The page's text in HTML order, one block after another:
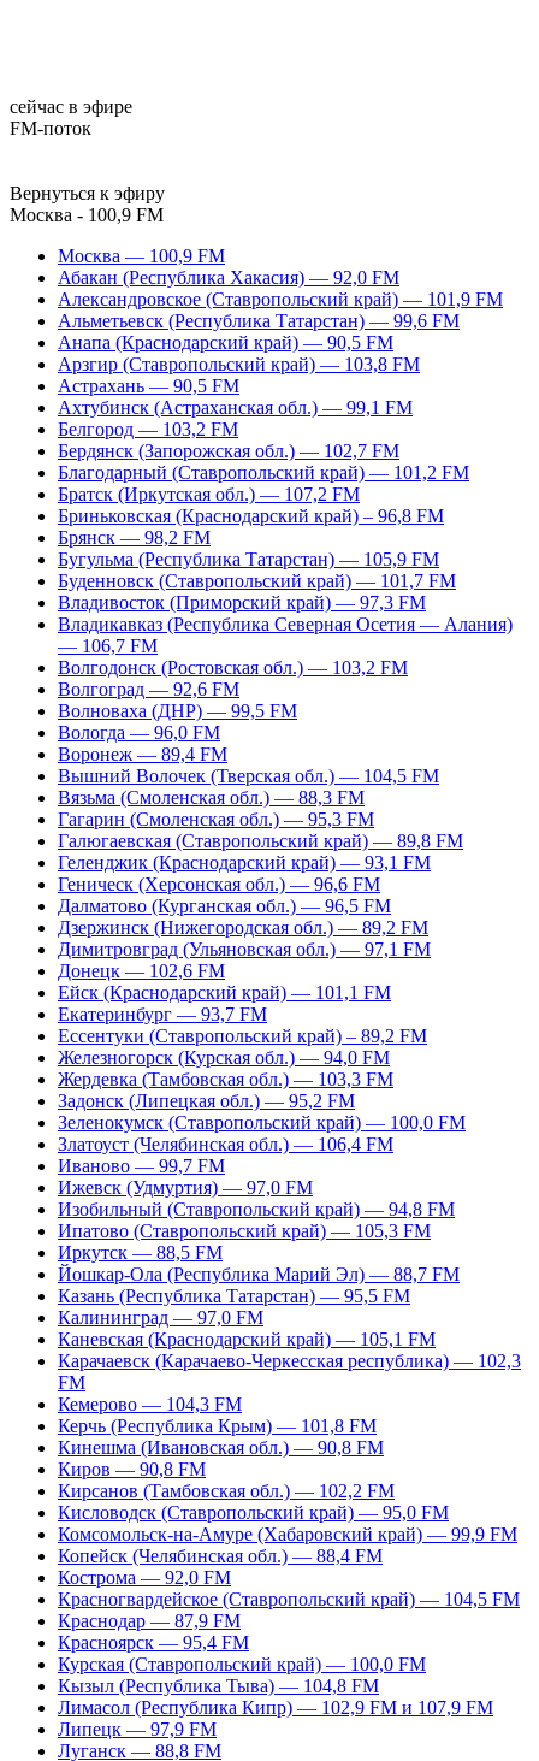
сейчас в эфире
FM-поток
Вернуться к эфиру
Москва - 100,9 FM
Москва — 100,9 FM
Абакан (Республика Хакасия) — 92,0 FM
Александровское (Ставропольский край) — 101,9 FM
Альметьевск (Республика Татарстан) — 99,6 FM
Анапа (Краснодарский край) — 90,5 FM
Арзгир (Ставропольский край) — 103,8 FM
Астрахань — 90,5 FM
Ахтубинск (Астраханская обл.) — 99,1 FM
Белгород — 103,2 FM
Бердянск (Запорожская обл.) — 102,7 FM
Благодарный (Ставропольский край) — 101,2 FM
Братск (Иркутская обл.) — 107,2 FM
Бриньковская (Краснодарский край) – 96,8 FM
Брянск — 98,2 FM
Бугульма (Республика Татарстан) — 105,9 FM
Буденновск (Ставропольский край) — 101,7 FM
Владивосток (Приморский край) — 97,3 FM
Владикавказ (Республика Северная Осетия — Алания)
— 106,7 FM
Волгодонск (Ростовская обл.) — 103,2 FM
Волгоград — 92,6 FM
Волноваха (ДНР) — 99,5 FM
Вологда — 96,0 FM
Воронеж — 89,4 FM
Вышний Волочек (Тверская обл.) — 104,5 FM
Вязьма (Смоленская обл.) — 88,3 FM
Гагарин (Смоленская обл.) — 95,3 FM
Галюгаевская (Ставропольский край) — 89,8 FM
Геленджик (Краснодарский край) — 93,1 FM
Геническ (Херсонская обл.) — 96,6 FM
Далматово (Курганская обл.) — 96,5 FM
Дзержинск (Нижегородская обл.) — 89,2 FM
Димитровград (Ульяновская обл.) — 97,1 FM
Донецк — 102,6 FM
Ейск (Краснодарский край) — 101,1 FM
Екатеринбург — 93,7 FM
Ессентуки (Ставропольский край) – 89,2 FM
Железногорск (Курская обл.) — 94,0 FM
Жердевка (Тамбовская обл.) — 103,3 FM
Задонск (Липецкая обл.) — 95,2 FM
Зеленокумск (Ставропольский край) — 100,0 FM
Златоуст (Челябинская обл.) — 106,4 FM
Иваново — 99,7 FM
Ижевск (Удмуртия) — 97,0 FM
Изобильный (Ставропольский край) — 94,8 FM
Ипатово (Ставропольский край) — 105,3 FM
Иркутск — 88,5 FM
Йошкар-Ола (Республика Марий Эл) — 88,7 FM
Казань (Республика Татарстан) — 95,5 FM
Калининград — 97,0 FM
Каневская (Краснодарский край) — 105,1 FM
Карачаевск (Карачаево-Черкесская республика) — 102,3
FM
Кемерово — 104,3 FM
Керчь (Республика Крым) — 101,8 FM
Кинешма (Ивановская обл.) — 90,8 FM
Киров — 90,8 FM
Кирсанов (Тамбовская обл.) — 102,2 FM
Кисловодск (Ставропольский край) — 95,0 FM
Комсомольск-на-Амуре (Хабаровский край) — 99,9 FM
Копейск (Челябинская обл.) — 88,4 FM
Кострома — 92,0 FM
Красногвардейское (Ставропольский край) — 104,5 FM
Краснодар — 87,9 FM
Красноярск — 95,4 FM
Курская (Ставропольский край) — 100,0 FM
Кызыл (Республика Тыва) — 104,8 FM
Лимасол (Республика Кипр) — 102,9 FM и 107,9 FM
Липецк — 97,9 FM
Луганск — 88,8 FM